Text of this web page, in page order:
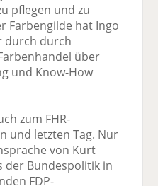
pflegen und zu
Farbengilde hat Ingo
durch durch
über
und Know-How
zum FHR-
und letzten Tag. Nur
von Kurt
der Bundespolitik in
FDP-